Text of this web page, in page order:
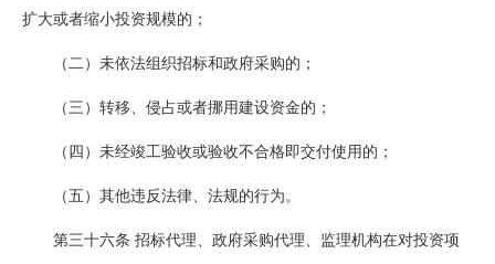
扩大或者缩小投资规模的；
（二）未依法组织招标和政府采购的；
（三）转移、侵占或者挪用建设资金的；
（四）未经竣工验收或验收不合格即交付使用的；
（五）其他违反法律、法规的行为。
第三十六条 招标代理、政府采购代理、监理机构在对投资项